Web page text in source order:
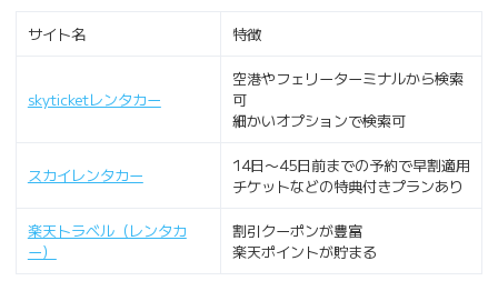
サイト名 特徴
skyticketレンタカー
空港やフェリーターミナルから検索
可
細かいオプションで検索可
スカイレンタカー
14日〜45日前までの予約で早割適用
チケットなどの特典付きプランあり
楽天トラベル（レンタカ
ー）
割引クーポンが豊富
楽天ポイントが貯まる